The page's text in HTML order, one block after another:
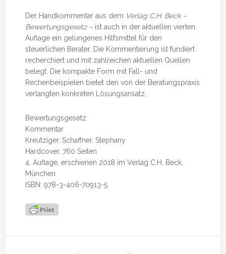
Der Handkommentar aus dem Verlag C.H. Beck –
Bewertungsgesetz –ist auch in der aktuellen vierten
Auflage ein gelungenes Hilfsmittel für den
steuerlichen Berater. Die Kommentierung ist fundiert
recherchiert und mit zahlreichen aktuellen Quellen
belegt. Die kompakte Form mit Fall- und
Rechenbeispielen bietet den von der Beratungspraxis
verlangten konkreten Lösungsansatz.
Bewertungsgesetz
Kommentar
Kreutziger, Schaffner, Stephany
Hardcover, 760 Seiten
4. Auflage, erschienen 2018 im Verlag C.H. Beck,
München
ISBN: 978-3-406-70913-5